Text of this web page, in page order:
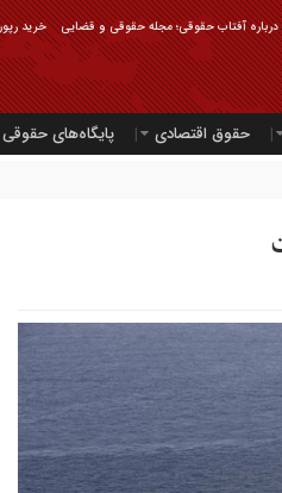
خرید درباره آفتاب حقوقی؛ مجله حقوقی و قضایی
حقوق اقتصادی پایگاه‌های حقوقی